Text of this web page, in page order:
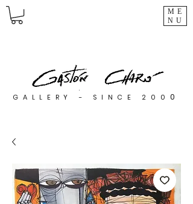
ME
NU
GALLERY - SINCE 200 0